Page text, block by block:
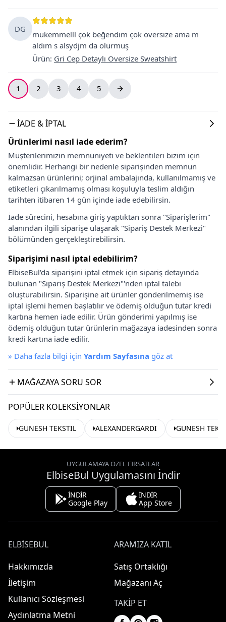
DG
mukemmelll çok beğendim çok oversize ama m
aldım s alsydjm da olurmuş
Ürün: Gri Cep Detaylı Oversize Sweatshirt
1 2 3 4 5
İADE & İPTAL
Ürünlerimi nasıl iade ederim?
Müşterilerimizin memnuniyeti ve beklentileri bizim için
önemlidir. Herhangi bir nedenle siparişinden memnun
kalmazsan ürünlerini; orjinal ambalajında, kullanılmamış ve
etiketleri çıkarılmamış olması koşuluyla teslim aldığın
tarihten itibaren 14 gün içinde iade edebilirsin.
İade sürecini, hesabına giriş yaptıktan sonra "Siparişlerim"
alanından ilgili siparişe ulaşarak "Sipariş Destek Merkezi"
bölümünden gerçekleştirebilirsin.
Siparişimi nasıl iptal edebilirim?
ElbiseBul'da siparişini iptal etmek için sipariş detayında
bulunan "Sipariş Destek Merkezi"'nden iptal talebi
oluşturabilirsin. Siparişine ait ürünler gönderilmemiş ise
iptal işlemi hemen başlatılır ve ödemiş olduğun tutar kredi
kartına hemen iade edilir. Ürün gönderimi yapılmış ise
ödemiş olduğun tutar ürünlerin mağazaya iadesinden sonra
kredi kartına iade edilir.
» Daha fazla bilgi için Yardım Sayfasına göz at
MAĞAZAYA SORU SOR
POPÜLER KOLEKSIYONLAR
GUNESH TEKSTIL ALEXANDERGARDI GUNESH
UYGULAMAYA ÖZEL FIRSATLAR
ElbiseBul Uygulamasını İndir
İNDİR
Google Play
İNDİR
App Store
ELBISEBUL
Hakkımızda
İletişim
Kullanıcı Sözleşmesi
Aydınlatma Metni
ARAMIZA KATIL
Satış Ortaklığı
Mağazanı Aç
TAKIP ET